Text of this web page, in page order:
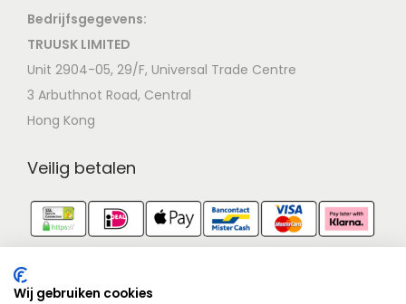
Bedrijfsgegevens:
TRUUSK LIMITED
Unit 2904-05, 29/F, Universal Trade Centre
3 Arbuthnot Road, Central
Hong Kong
Veilig betalen
Contactgegevens zijn geverifieerd.
Wij gebruiken cookies